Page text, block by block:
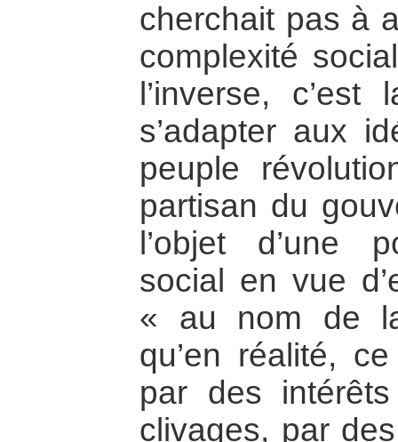
cherchait pas à
complexité
l’inverse,
s’adapter aux
peuple
partisan du
l’objet d’une
social en vue
« au nom de
qu’en réalité,
par des
clivages, par